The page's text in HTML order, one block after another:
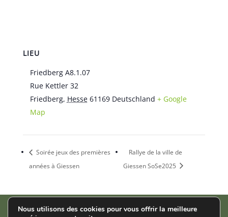
LIEU
Friedberg A8.1.07
Rue Kettler 32
Friedberg, Hesse 61169 Deutschland + Google
Map
Soirée jeux des premières
années à Giessen
Rallye de la ville de
Giessen SoSe2025
Nous utilisons des cookies pour vous offrir la meilleure